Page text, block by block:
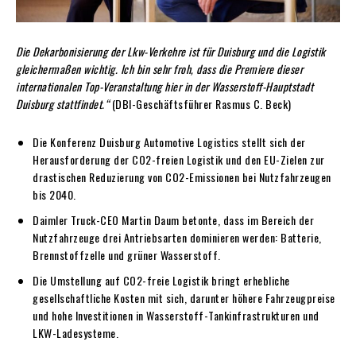
Die Dekarbonisierung der Lkw-Verkehre ist für Duisburg und die Logistik
gleichermaßen wichtig. Ich bin sehr froh, dass die Premiere dieser
internationalen Top-Veranstaltung hier in der Wasserstoff-Hauptstadt
Duisburg stattfindet.“(DBI-Geschäftsführer Rasmus C. Beck)
Die Konferenz Duisburg Automotive Logistics stellt sich der
Herausforderung der CO2-freien Logistik und den EU-Zielen zur
drastischen Reduzierung von CO2-Emissionen bei Nutzfahrzeugen
bis 2040.
Daimler Truck-CEO Martin Daum betonte, dass im Bereich der
Nutzfahrzeuge drei Antriebsarten dominieren werden: Batterie,
Brennstoffzelle und grüner Wasserstoff.
Die Umstellung auf CO2-freie Logistik bringt erhebliche
gesellschaftliche Kosten mit sich, darunter höhere Fahrzeugpreise
und hohe Investitionen in Wasserstoff-Tankinfrastrukturen und
LKW-Ladesysteme.